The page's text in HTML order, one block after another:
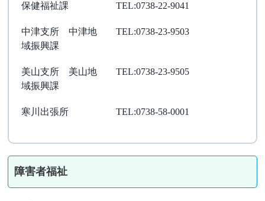
保健福祉課 TEL:0738-22-9041
中津支所 中津地
域振興課
TEL:0738-23-9503
美山支所 美山地
域振興課
TEL:0738-23-9505
寒川出張所 TEL:0738-58-0001
障害者福祉